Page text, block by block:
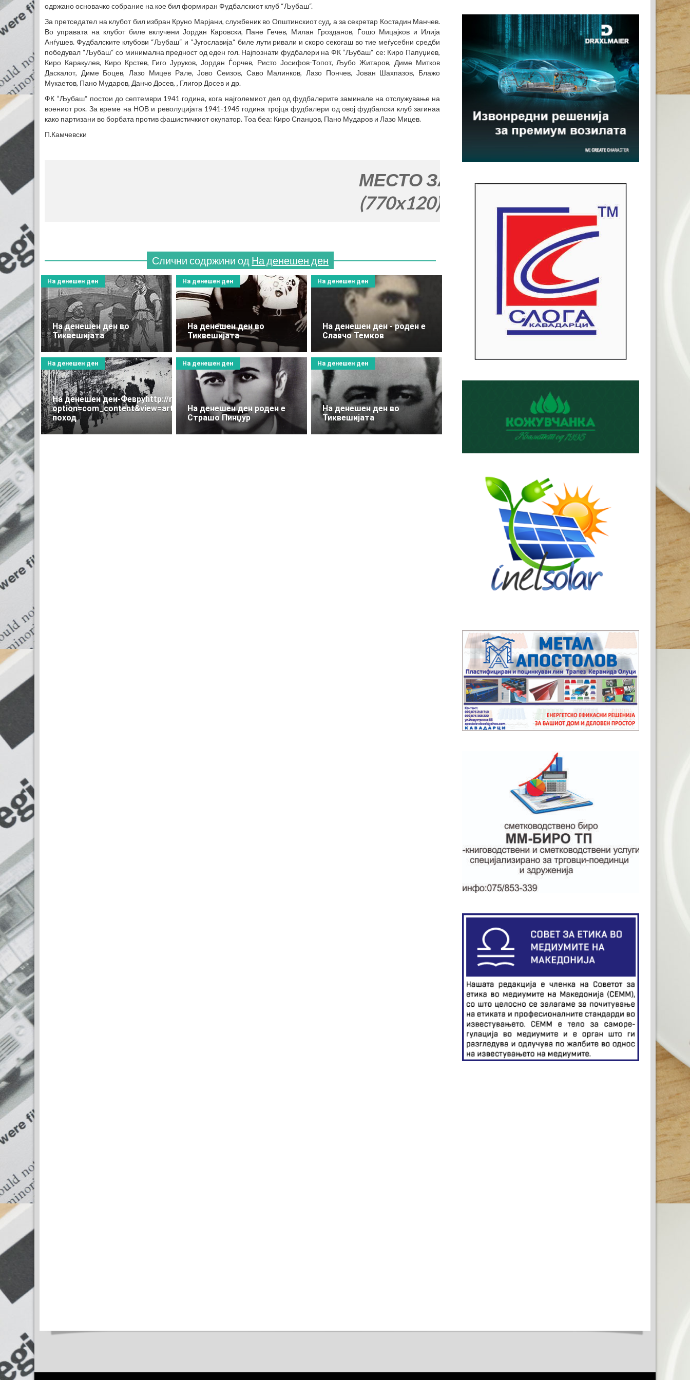
одржано основачко собрание на кое бил формиран Фудбалскиот клуб “Љубаш“.
За претседател на клубот бил избран Круно Марјани, службеник во Општинскиот суд, а за секретар Костадин Манчев.
Во управата на клубот биле вклучени Јордан Каровски, Пане Гечев, Милан Грозданов, Ѓошо Мицајков и Илија
Анѓушев. Фудбалските клубови “Љубаш“ и “Југославија“ биле лути ривали и скоро секогаш во тие меѓусебни средби
победувал “Љубаш“ со минимална предност од еден гол. Најпознати фудбалери на ФК “Љубаш“ се: Киро Папуџиев,
Киро Каракулев, Киро Крстев, Гиго Јуруков, Јордан Ѓорчев, Ристо Јосифов-Топот, Љубо Житаров, Диме Митков
Даскалот, Диме Боцев, Лазо Мицев Рале, Јово Сеизов, Саво Малинков, Лазо Пончев, Јован Шахпазов, Блажо
Мукаетов, Пано Мударов, Данчо Досев, , Глигор Досев и др.
ФК “Љубаш“ постои до септември 1941 година, кога најголемиот дел од фудбалерите заминале на отслужување на
воениот рок. За време на НОВ и револуцијата 1941-1945 година тројца фудбалери од овој фудбалски клуб загинаа
како партизани во борбата против фашистичкиот окупатор. Тоа беа: Киро Спанџов, Пано Мударов и Лазо Мицев.
П.Камчевски
МЕСТО ЗА ВАШАТА РЕКЛАМА
(770x120)
Слични содржини од На денешен ден
На денешен ден во
Тиквешијата
На денешен ден
На денешен ден во
Тиквешијата
На денешен ден
На денешен ден - роден е
Славчо Темков
На денешен ден
На денешен ден-Февруhttp://rtk.mk/administrator/index.php?
option=com_content&view=article&layout=edit&id=2908#imagesарски
поход
На денешен ден
На денешен ден роден е
Страшо Пинџур
На денешен ден
На денешен ден во
Тиквешијата
На денешен ден